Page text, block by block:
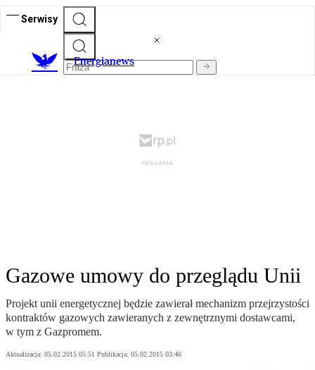
Serwisy
Energianews
Gazowe umowy do przeglądu Unii
Projekt unii energetycznej będzie zawierał mechanizm przejrzystości
kontraktów gazowych zawieranych z zewnętrznymi dostawcami,
w tym z Gazpromem.
Aktualizacja: 05.02.2015 05:51 Publikacja: 05.02.2015 03:46